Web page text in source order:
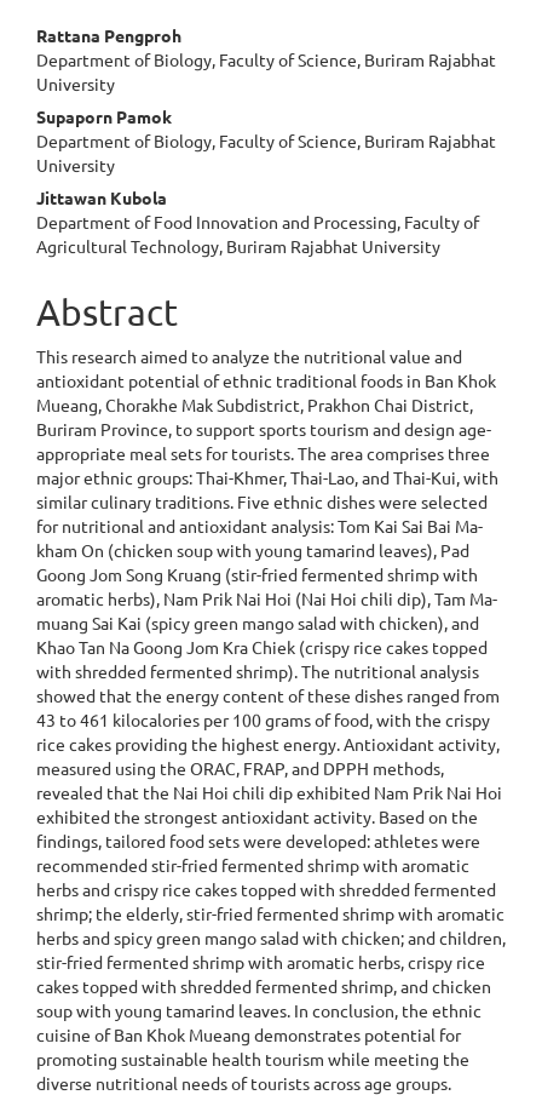
Main
Article
Content
Rattana Pengproh
Department of Biology, Faculty of Science, Buriram Rajabhat
University
Supaporn Pamok
Department of Biology, Faculty of Science, Buriram Rajabhat
University
Jittawan Kubola
Department of Food Innovation and Processing, Faculty of
Agricultural Technology, Buriram Rajabhat University
Abstract
This research aimed to analyze the nutritional value and
antioxidant potential of ethnic traditional foods in Ban Khok
Mueang, Chorakhe Mak Subdistrict, Prakhon Chai District,
Buriram Province, to support sports tourism and design age-
appropriate meal sets for tourists. The area comprises three
major ethnic groups: Thai-Khmer, Thai-Lao, and Thai-Kui, with
similar culinary traditions. Five ethnic dishes were selected
for nutritional and antioxidant analysis: Tom Kai Sai Bai Ma-
kham On (chicken soup with young tamarind leaves), Pad
Goong Jom Song Kruang (stir-fried fermented shrimp with
aromatic herbs), Nam Prik Nai Hoi (Nai Hoi chili dip), Tam Ma-
muang Sai Kai (spicy green mango salad with chicken), and
Khao Tan Na Goong Jom Kra Chiek (crispy rice cakes topped
with shredded fermented shrimp). The nutritional analysis
showed that the energy content of these dishes ranged from
43 to 461 kilocalories per 100 grams of food, with the crispy
rice cakes providing the highest energy. Antioxidant activity,
measured using the ORAC, FRAP, and DPPH methods,
revealed that the Nai Hoi chili dip exhibited Nam Prik Nai Hoi
exhibited the strongest antioxidant activity. Based on the
findings, tailored food sets were developed: athletes were
recommended stir-fried fermented shrimp with aromatic
herbs and crispy rice cakes topped with shredded fermented
shrimp; the elderly, stir-fried fermented shrimp with aromatic
herbs and spicy green mango salad with chicken; and children,
stir-fried fermented shrimp with aromatic herbs, crispy rice
cakes topped with shredded fermented shrimp, and chicken
soup with young tamarind leaves. In conclusion, the ethnic
cuisine of Ban Khok Mueang demonstrates potential for
promoting sustainable health tourism while meeting the
diverse nutritional needs of tourists across age groups.